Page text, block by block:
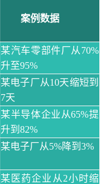
案例数据
某汽车零部件厂从70%
升至95%
某电子厂从10天缩短到
7天
某半导体企业从65%提
升到82%
某电子厂从5%降到3%
某医药企业从2小时缩